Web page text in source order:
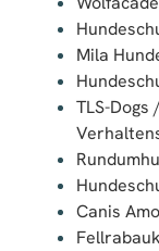
Mila
TLS-
Canis